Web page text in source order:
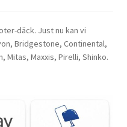
däck. Just nu kan vi
Bridgestone, Continental,
Mitas, Maxxis, Pirelli, Shinko.